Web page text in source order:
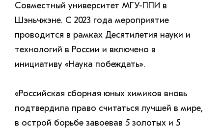
Совместный университет МГУ-ППИ в
Шэньчжэне. С 2023 года мероприятие
проводится в рамках Десятилетия науки и
технологий в России и включено в
инициативу «Наука побеждать».
«Российская сборная юных химиков вновь
подтвердила право считаться лучшей в мире,
в острой борьбе завоевав 5 золотых и 5